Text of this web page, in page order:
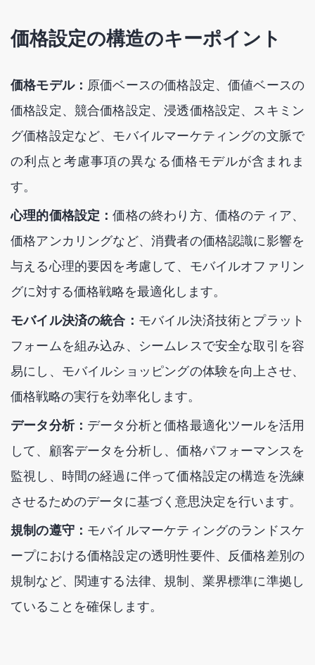
価格設定の構造のキーポイント
価格モデル： 原価ベースの価格設定、価値ベースの
価格設定、競合価格設定、浸透価格設定、スキミン
グ価格設定など、モバイルマーケティングの文脈で
の利点と考慮事項の異なる価格モデルが含まれま
す。
心理的価格設定：価格の終わり方、価格のティア、
価格アンカリングなど、消費者の価格認識に影響を
与える心理的要因を考慮して、モバイルオファリン
グに対する価格戦略を最適化します。
モバイル決済の統合： モバイル決済技術とプラット
フォームを組み込み、シームレスで安全な取引を容
易にし、モバイルショッピングの体験を向上させ、
価格戦略の実行を効率化します。
データ分析： データ分析と価格最適化ツールを活用
して、顧客データを分析し、価格パフォーマンスを
監視し、時間の経過に伴って価格設定の構造を洗練
させるためのデータに基づく意思決定を行います。
規制の遵守： モバイルマーケティングのランドスケ
ープにおける価格設定の透明性要件、反価格差別の
規制など、関連する法律、規制、業界標準に準拠し
ていることを確保します。